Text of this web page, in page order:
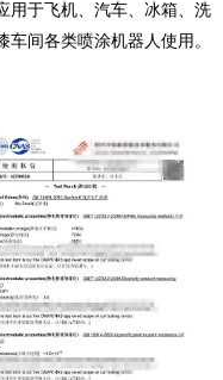
用于飞机、汽车、冰箱、洗
间各类喷涂机器人使用。